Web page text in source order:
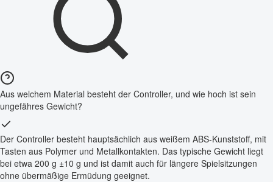
Aus welchem Material besteht der Controller, und wie hoch ist sein
ungefähres Gewicht?
Der Controller besteht hauptsächlich aus weißem ABS-Kunststoff, mit
Tasten aus Polymer und Metallkontakten. Das typische Gewicht liegt
bei etwa 200 g ±10 g und ist damit auch für längere Spielsitzungen
ohne übermäßige Ermüdung geeignet.